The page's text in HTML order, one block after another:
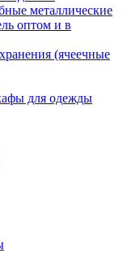
металлические
оптом и в
(ячеечные
для одежды